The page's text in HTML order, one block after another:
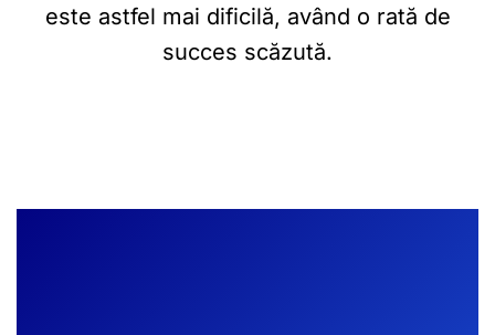
este astfel mai dificilă, având o rată de
succes scăzută.